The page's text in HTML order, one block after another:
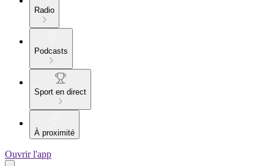
Radio
Podcasts
Sport en direct
À proximité
Ouvrir l'app